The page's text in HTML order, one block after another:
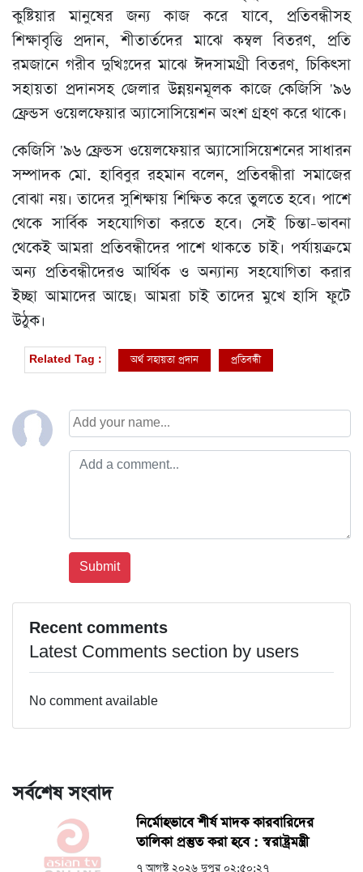
কুষ্টিয়ার মানুষের জন্য কাজ করে যাবে, প্রতিবন্ধীসহ
শিক্ষাবৃত্তি প্রদান, শীতার্তদের মাঝে কম্বল বিতরণ, প্রতি
রমজানে গরীব দুখিঃদের মাঝে ঈদসামগ্রী বিতরণ, চিকিৎসা
সহায়তা প্রদানসহ জেলার উন্নয়নমূলক কাজে কেজিসি '৯৬
ফ্রেন্ডস ওয়েলফেয়ার অ্যাসোসিয়েশন অংশ গ্রহণ করে থাকে।
কেজিসি '৯৬ ফ্রেন্ডস ওয়েলফেয়ার অ্যাসোসিয়েশনের সাধারন
সম্পাদক মো. হাবিবুর রহমান বলেন, প্রতিবন্ধীরা সমাজের
বোঝা নয়। তাদের সুশিক্ষায় শিক্ষিত করে তুলতে হবে। পাশে
থেকে সার্বিক সহযোগিতা করতে হবে। সেই চিন্তা-ভাবনা
থেকেই আমরা প্রতিবন্ধীদের পাশে থাকতে চাই। পর্যায়ক্রমে
অন্য প্রতিবন্ধীদেরও আর্থিক ও অন্যান্য সহযোগিতা করার
ইচ্ছা আমাদের আছে। আমরা চাই তাদের মুখে হাসি ফুটে
উঠুক।
Related Tag : অর্থ সহায়তা প্রদান প্রতিবন্ধী
Recent comments
Latest Comments section by users
No comment available
সর্বশেষ সংবাদ
নির্মোহভাবে শীর্ষ মাদক কারবারিদের
তালিকা প্রস্তুত করা হবে : স্বরাষ্ট্রমন্ত্রী
৭ আগস্ট ২০২৬ দুপুর ০২:৫০:২৭